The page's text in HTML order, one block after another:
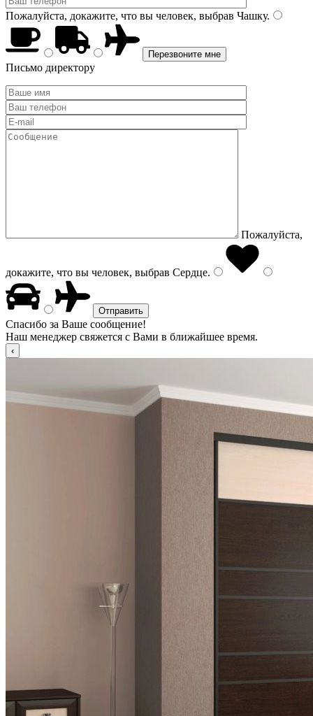
Пожалуйста, докажите, что вы человек, выбрав Чашку.
Письмо директору
Пожалуйста,
докажите, что вы человек, выбрав Сердце.
Спасибо за Ваше сообщение!
Наш менеджер свяжется с Вами в ближайшее время.